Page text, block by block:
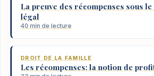
La preuve des récompenses sous
légal
40 min de lecture
DROIT DE LA FAMILLE
Les récompenses: la notion de